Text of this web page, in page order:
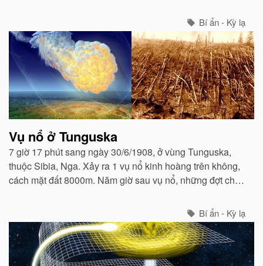
Bí ẩn - Kỳ lạ
Vụ nổ ở Tunguska
7 giờ 17 phút sang ngày 30/6/1908, ở vùng Tunguska,
thuộc Sibia, Nga. Xảy ra 1 vụ nổ kinh hoàng trên không,
cách mặt đất 8000m. Năm giờ sau vụ nổ, những đợt chấn
Bí ẩn - Kỳ lạ